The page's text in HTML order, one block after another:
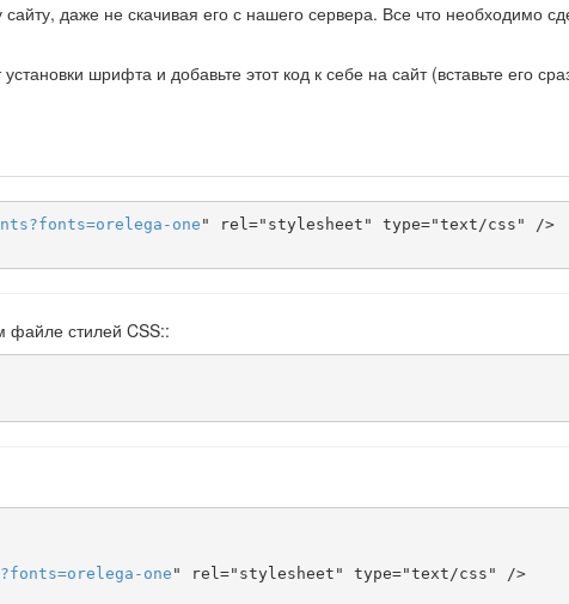
даже не скачивая его с нашего сервера. Все что необходимо
шрифта и добавьте этот код к себе на сайт (вставьте его
?fonts=orelega-one " rel="stylesheet" type="text/css" />
файле стилей CSS::
?fonts=orelega-one " rel="stylesheet" type="text/css" />